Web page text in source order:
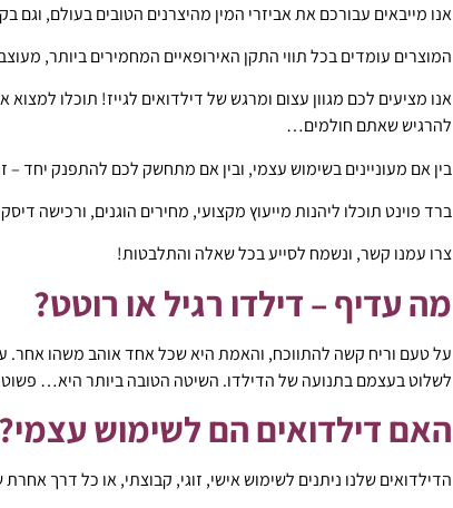
אנו מייבאים עבורכם את אביזרי המין מהיצרנים הטובים בעולם, וגם
המוצרים עומדים בכל תווי התקן האירופאיים המחמירים ביותר,
אנו מציעים לכם מגוון עצום ומרגש של דילדואים לגייז! תוכלו
להרגיש שאתם חולמים…
בין אם מעוניינים בשימוש עצמי, ובין אם מתחשק לכם להתפנק יחד
ברד פוינט תוכלו ליהנות מייעוץ מקצועי, מחירים הוגנים, ורכישה
צרו עמנו קשר, ונשמח לסייע בכל שאלה והתלבטות!
מה עדיף – דילדו רגיל או רוטט?
על טעם וריח קשה להתווכח, והאמת היא שכל אחד אוהב משהו אחר.
לשלוט בעצמם בתנועה של הדילדו. השיטה הטובה ביותר היא…
האם דילדואים הם לשימוש עצמי?
הדילדואים שלנו ניתנים לשימוש אישי, זוגי, קבוצתי, או כל דרך